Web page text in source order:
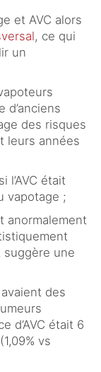
et AVC alors
, ce qui
un
d’anciens
des risques
leurs années
l’AVC était
vapotage ;
anormalement
suggère une
des
d’AVC était 6
vs